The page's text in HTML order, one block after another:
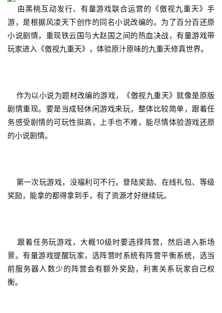
由黑桃互动发行、有量游戏联合运营的《傲视九重天》手
游，是根据风凌天下创作的同名小说改编的。为了百分百还原
小说剧情，重现铁云国与大赵国之间的热血决战，有量游戏带
玩家进入《傲视九重天》，体验原汁原味的九重天修真世界。
作为以小说为题材改编的游戏，《傲视九重天》就像是原版
剧情重现。要是当成轻休闲游戏来玩，整体比较简单，跟着任
务感受剧情的可玩性挺高，上手也不难，能尽情体验游戏还原
的小说剧情。
第一次玩游戏，没福利可不行。登陆奖励、在线礼包、等级
奖励，能拿的都得拿到手，有了资源才好继续玩。
跟着任务玩游戏，大概10级时要选择阵营，然后进入新场
景。有量游戏提醒玩家，选阵营时系统有阵营平衡系统，选当
前服务器人数少的阵营会有额外奖励，利害关系玩家自己权
衡。